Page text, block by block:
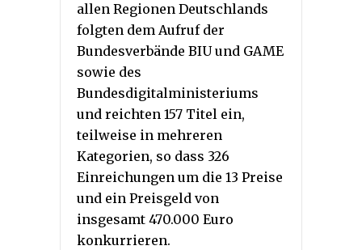
allen Regionen Deutschlands
folgten dem Aufruf der
Bundesverbände BIU und GAME
sowie des
Bundesdigitalministeriums
und reichten 157 Titel ein,
teilweise in mehreren
Kategorien, so dass 326
Einreichungen um die 13 Preise
und ein Preisgeld von
insgesamt 470.000 Euro
konkurrieren.